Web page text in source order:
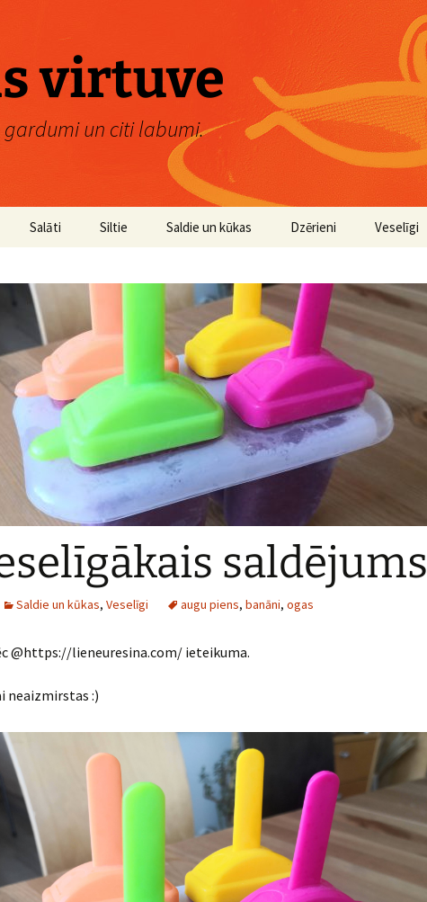
virtuve
un citi labumi.
Salāti Siltie
Veģetārie
Zivis
Saldie un kūkas Dzērieni Veselīgi
saldējums
Saldie un kūkas, Veselīgi augu piens, banāni, ogas
@https://lieneuresina.com/ ieteikuma.
neaizmirstas :)